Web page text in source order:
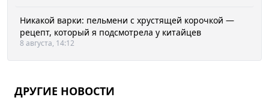
Никакой варки: пельмени с хрустящей корочкой —
рецепт, который я подсмотрела у китайцев
8 августа, 14:12
ДРУГИЕ НОВОСТИ